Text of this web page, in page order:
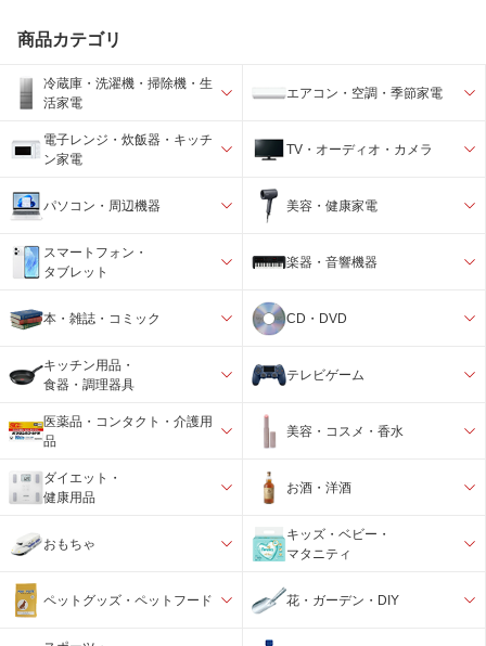
商品カテゴリ
冷蔵庫・洗濯機・掃除機・生
活家電
エアコン・空調・季節家電
電子レンジ・炊飯器・キッチ
ン家電
TV・オーディオ・カメラ
パソコン・周辺機器 美容・健康家電
スマートフォン・
タブレット
楽器・音響機器
本・雑誌・コミック CD・DVD
キッチン用品・
食器・調理器具
テレビゲーム
医薬品・コンタクト・介護用
品
美容・コスメ・香水
ダイエット・
健康用品
お酒・洋酒
おもちゃ
キッズ・ベビー・
マタニティ
ペットグッズ・ペットフード 花・ガーデン・DIY